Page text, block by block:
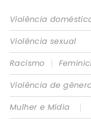
Violência
Violência sexual
Racismo
|
Violência de
Mulher e Mídia
|